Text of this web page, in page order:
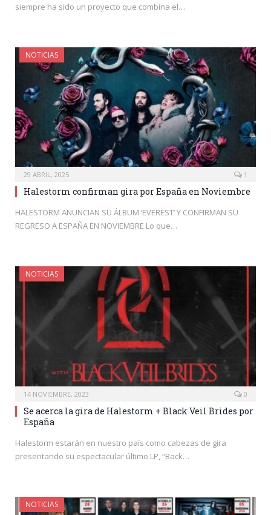
siempre ha sido un proyecto que combina el…
NOTICIAS
29 ABRIL, 2025 1
Halestorm confirman gira por España en Noviembre
HALESTORM ANUNCIAN SU ÁLBUM ‘EVEREST’ Y CONFIRMAN SU
REGRESO A ESPAÑA EN NOVIEMBRE Lo que…
NOTICIAS
14 NOVIEMBRE, 2023 0
Se acerca la gira de Halestorm + Black Veil Brides por
España
Halestorm estarán en nuestro país como cabezas de gira
presentando su espectacular último LP, “Back…
NOTICIAS